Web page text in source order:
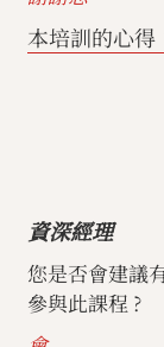
本培訓的心得
資深經理
您是否會建議
參與此課程 ?